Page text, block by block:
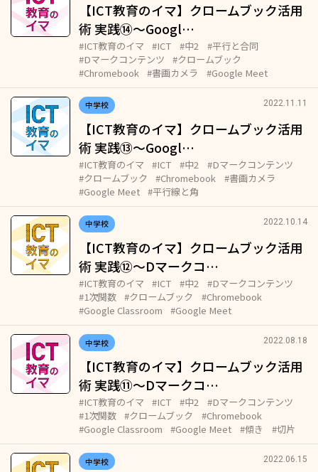
【ICT教育のイマ】クロームブック活用
術 実践⑭～Googl…
#ICT教育のイマ #ICT #中2
#平行と合同
#Dマークコンテンツ
#クロームブック
#Chromebook
#書画カメラ #Google Meet
中学校 2022.11.11
【ICT教育のイマ】クロームブック活用
術 実践⑬～Googl…
#ICT教育のイマ #ICT #中2
#Dマークコンテンツ
#クロームブック
#Chromebook
#書画カメラ
#Google Meet
#平行線と角
中学校 2022.10.14
【ICT教育のイマ】クロームブック活用
術 実践⑫～Dマークコ…
#ICT教育のイマ #ICT #中2
#Dマークコンテンツ
#1次関数
#クロームブック
#Chromebook
#Google Classroom
#Google Meet
中学校 2022.08.18
【ICT教育のイマ】クロームブック活用
術 実践⑪～Dマークコ…
#ICT教育のイマ #ICT #中2
#Dマークコンテンツ
#1次関数
#クロームブック
#Chromebook
#Google Classroom
#Google Meet #傾き #切片
中学校 2022.06.15